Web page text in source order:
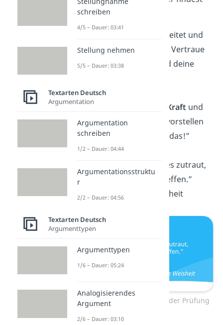
du die richtigen Worte:
„Du hast hart gearbeitet und
bist gut vorbereitet. Vertraue
auf dein
und deine
Kraft und
Klugheit, als du dir vorstellen
kannst. Du schaffst das!”
alles zutraut,
wird andere übertreffen.”
— Chinesische Weisheit
Aufbauende Sprüche vor der Prüfung
schreiben
4/5 – Dauer: 03:41
Stellung nehmen
5/5 – Dauer: 03:38
Textarten Deutsch
Argumentation
Argumentation
schreiben
1/2 – Dauer: 04:44
Argumentationsstruktu
r
2/2 – Dauer: 04:56
Textarten Deutsch
Argumenttypen
Argumenttypen
1/6 – Dauer: 05:24
Analogisierendes
Argument
2/6 – Dauer: 03:10